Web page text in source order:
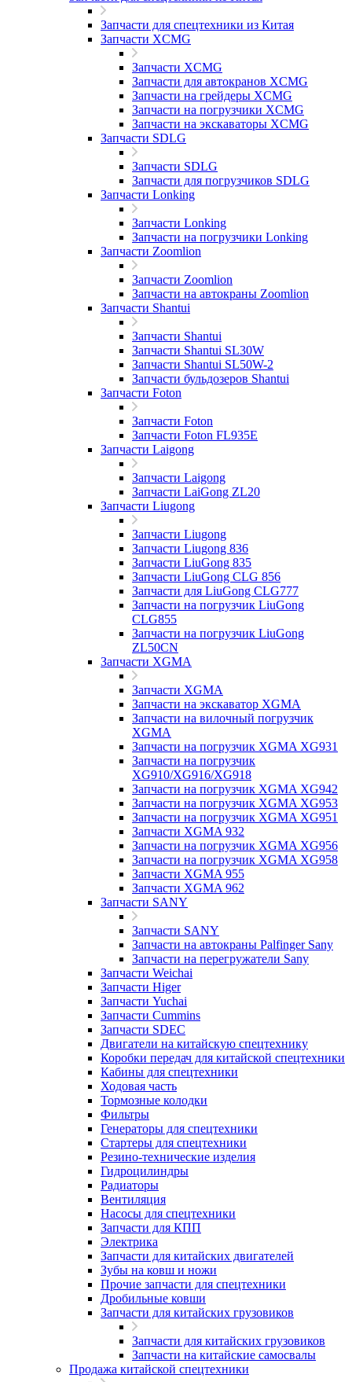
Запчасти для спецтехники из Китая
Запчасти XCMG
Запчасти XCMG
Запчасти для автокранов XCMG
Запчасти на грейдеры XCMG
Запчасти на погрузчики XCMG
Запчасти на экскаваторы XCMG
Запчасти SDLG
Запчасти SDLG
Запчасти для погрузчиков SDLG
Запчасти Lonking
Запчасти Lonking
Запчасти на погрузчики Lonking
Запчасти Zoomlion
Запчасти Zoomlion
Запчасти на автокраны Zoomlion
Запчасти Shantui
Запчасти Shantui
Запчасти Shantui SL30W
Запчасти Shantui SL50W-2
Запчасти бульдозеров Shantui
Запчасти Foton
Запчасти Foton
Запчасти Foton FL935E
Запчасти Laigong
Запчасти Laigong
Запчасти LaiGong ZL20
Запчасти Liugong
Запчасти Liugong
Запчасти Liugong 836
Запчасти LiuGong 835
Запчасти LiuGong CLG 856
Запчасти для LiuGong CLG777
Запчасти на погрузчик LiuGong
CLG855
Запчасти на погрузчик LiuGong
ZL50CN
Запчасти XGMA
Запчасти XGMA
Запчасти на экскаватор XGMA
Запчасти на вилочный погрузчик
XGMA
Запчасти на погрузчик XGMA XG931
Запчасти на погрузчик
XG910/XG916/XG918
Запчасти на погрузчик XGMA XG942
Запчасти на погрузчик XGMA XG953
Запчасти на погрузчик XGMA XG951
Запчасти XGMA 932
Запчасти на погрузчик XGMA XG956
Запчасти на погрузчик XGMA XG958
Запчасти XGMA 955
Запчасти XGMA 962
Запчасти SANY
Запчасти SANY
Запчасти на автокраны Palfinger Sany
Запчасти на перегружатели Sany
Запчасти Weichai
Запчасти Higer
Запчасти Yuchai
Запчасти Cummins
Запчасти SDEC
Двигатели на китайскую спецтехнику
Коробки передач для китайской спецтехники
Кабины для спецтехники
Ходовая часть
Тормозные колодки
Фильтры
Генераторы для спецтехники
Стартеры для спецтехники
Резино-технические изделия
Гидроцилиндры
Радиаторы
Вентиляция
Насосы для спецтехники
Запчасти для КПП
Электрика
Запчасти для китайских двигателей
Зубы на ковш и ножи
Прочие запчасти для спецтехники
Дробильные ковши
Запчасти для китайских грузовиков
Запчасти для китайских грузовиков
Запчасти на китайские самосвалы
Продажа китайской спецтехники